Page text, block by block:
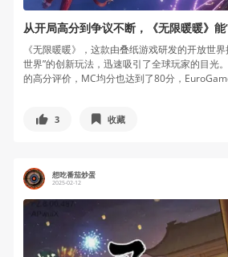
从开局高分到争议不断，《无限暖暖》能
《无限暖暖》，这款由叠纸游戏研发的开放世
世界”的创新玩法，迅速吸引了全球玩家的目光
的高分评价，MC均分也达到了80分，
3 收藏
想吃番茄炒蛋
2025-02-12